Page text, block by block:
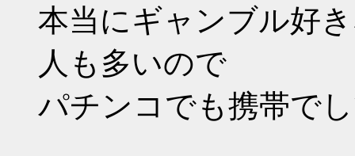
本当にギャンブル好
人も多いので
パチンコでも携帯で